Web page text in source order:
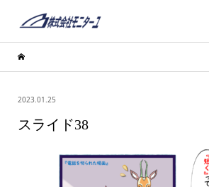
2023.01.25
スライド38